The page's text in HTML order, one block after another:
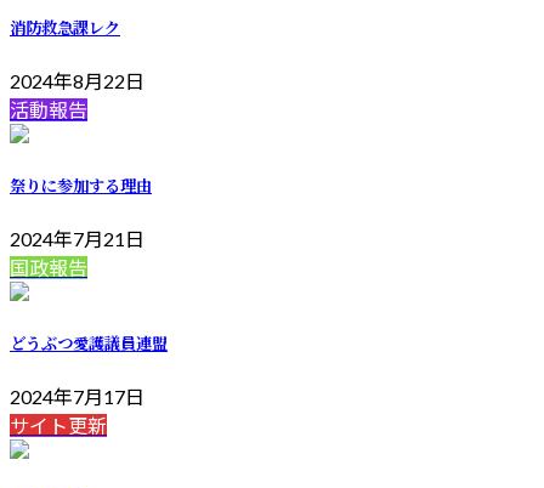
消防救急課レク
2024年8月22日
活動報告
祭りに参加する理由
2024年7月21日
国政報告
どうぶつ愛護議員連盟
2024年7月17日
サイト更新